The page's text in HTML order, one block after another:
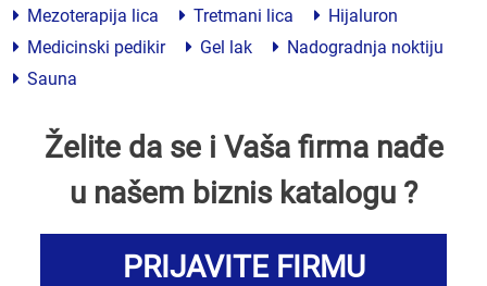
Mezoterapija lica Tretmani lica
Hijaluron
Medicinski pedikir
Gel lak
Nadogradnja noktiju
Sauna
Želite da se i Vaša firma nađe
u našem biznis katalogu ?
PRIJAVITE FIRMU